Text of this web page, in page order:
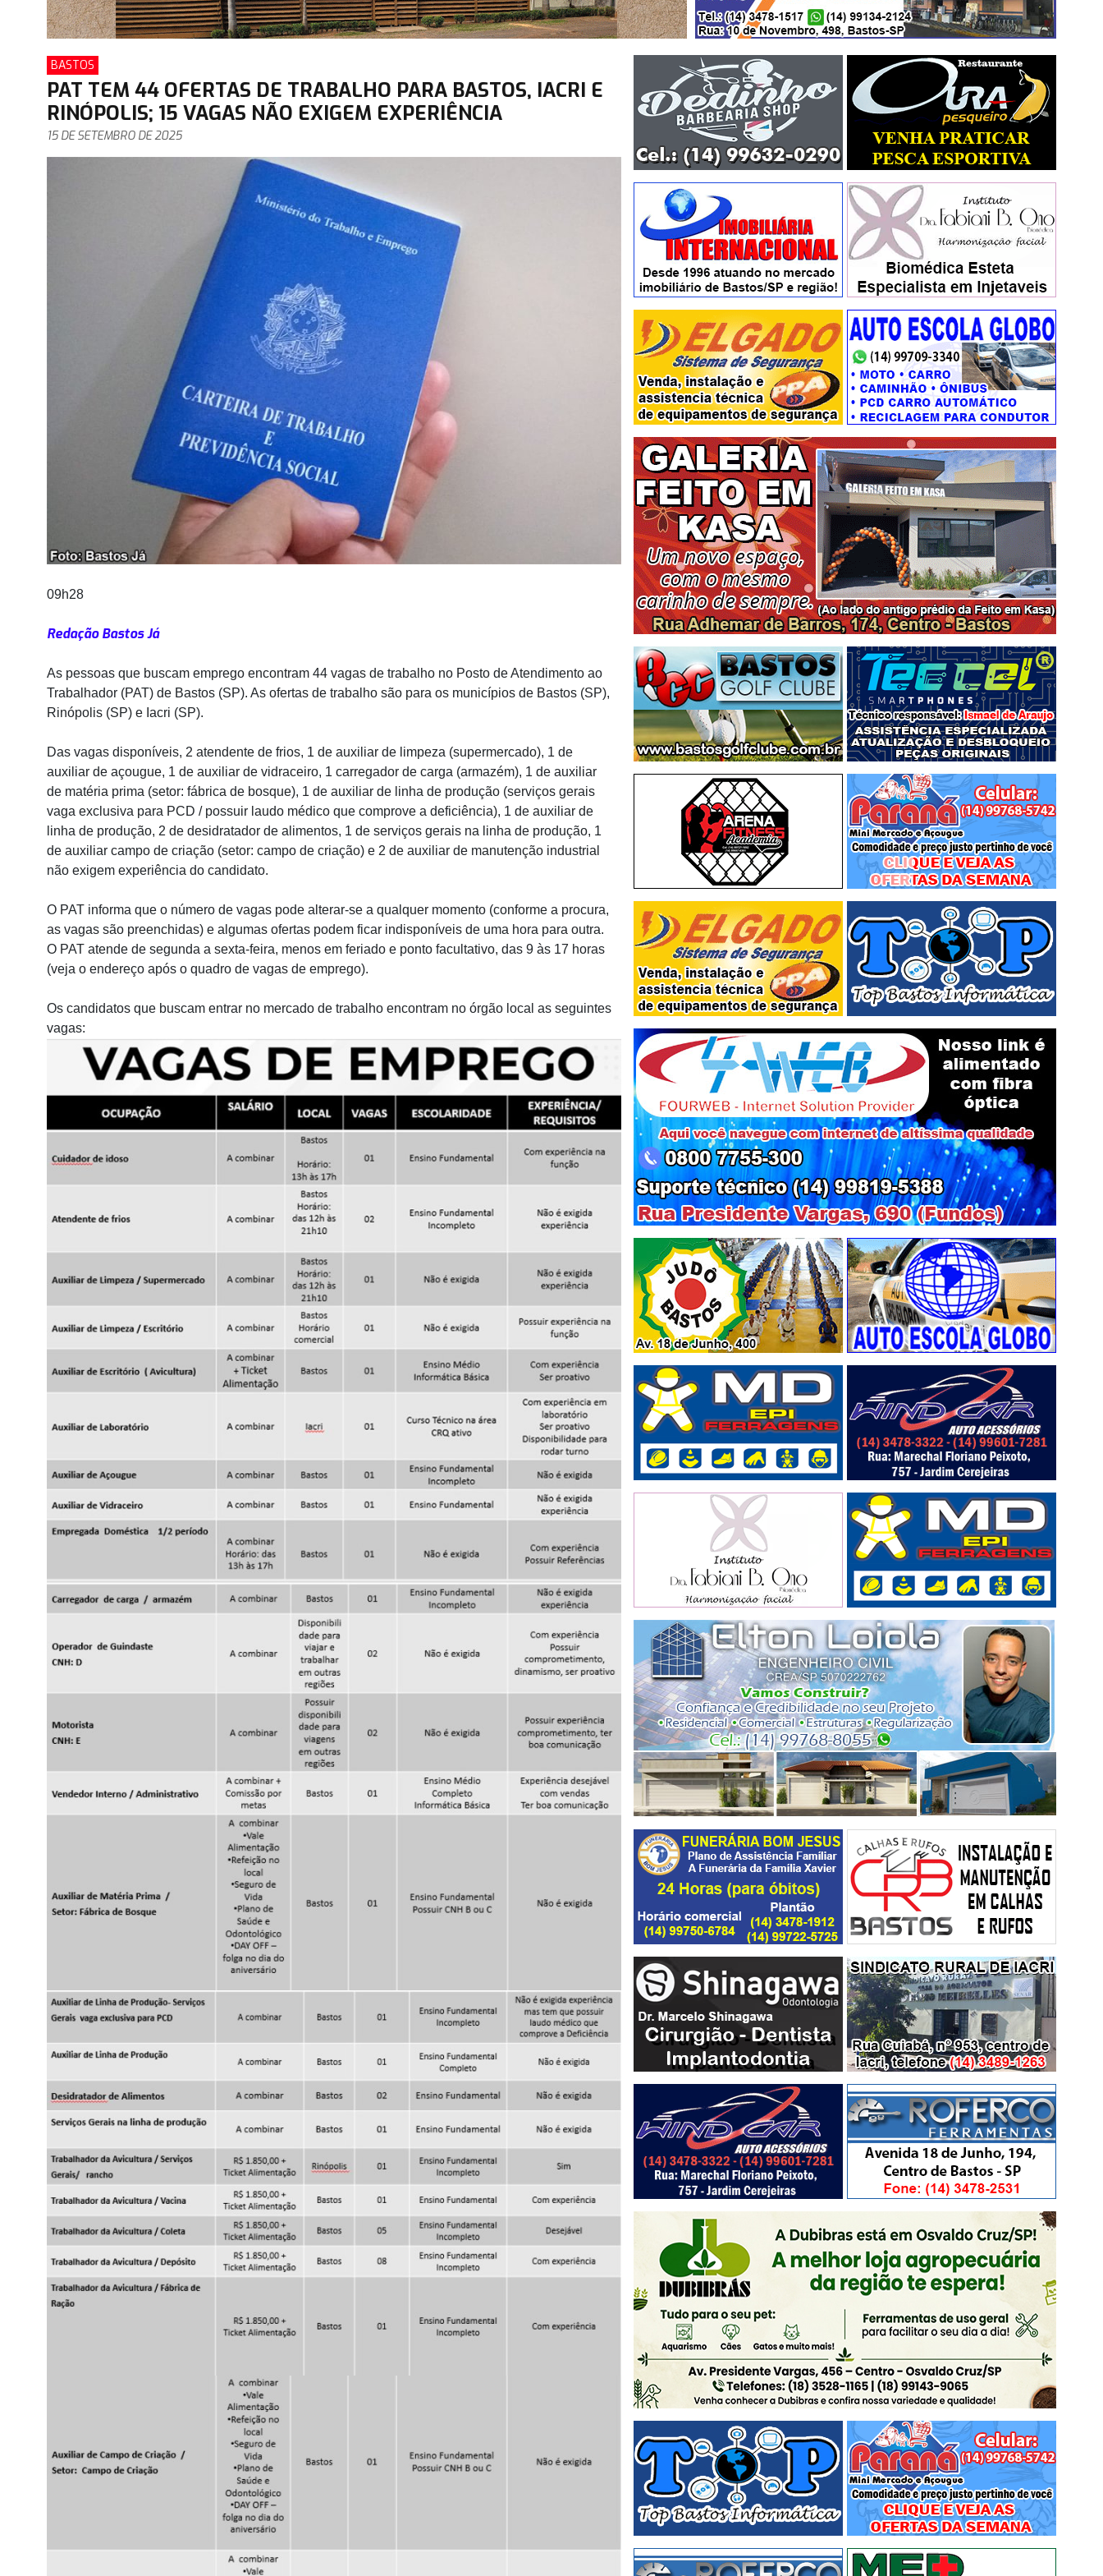
BASTOS
PAT TEM 44 OFERTAS DE TRABALHO PARA BASTOS, IACRI E
RINÓPOLIS; 15 VAGAS NÃO EXIGEM EXPERIÊNCIA
15 DE SETEMBRO DE 2025
09h28
Redação Bastos Já
As pessoas que buscam emprego encontram 44 vagas de trabalho no Posto de Atendimento ao
Trabalhador (PAT) de Bastos (SP). As ofertas de trabalho são para os municípios de Bastos (SP),
Rinópolis (SP) e Iacri (SP).
Das vagas disponíveis, 2 atendente de frios, 1 de auxiliar de limpeza (supermercado), 1 de
auxiliar de açougue, 1 de auxiliar de vidraceiro, 1 carregador de carga (armazém), 1 de auxiliar
de matéria prima (setor: fábrica de bosque), 1 de auxiliar de linha de produção (serviços gerais
vaga exclusiva para PCD / possuir laudo médico que comprove a deficiência), 1 de auxiliar de
linha de produção, 2 de desidratador de alimentos, 1 de serviços gerais na linha de produção, 1
de auxiliar campo de criação (setor: campo de criação) e 2 de auxiliar de manutenção industrial
não exigem experiência do candidato.
O PAT informa que o número de vagas pode alterar-se a qualquer momento (conforme a procura,
as vagas são preenchidas) e algumas ofertas podem ficar indisponíveis de uma hora para outra.
O PAT atende de segunda a sexta-feira, menos em feriado e ponto facultativo, das 9 às 17 horas
(veja o endereço após o quadro de vagas de emprego).
Os candidatos que buscam entrar no mercado de trabalho encontram no órgão local as seguintes
vagas: